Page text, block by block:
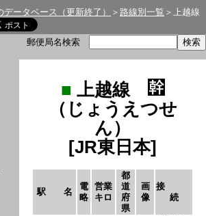
データベース（更新終了） ＞ 路線別一覧 ＞上越線
郵便局名検索
■ 上越線
（じょうえつせ
ん）
[JR東日本]
駅 名
電
略
営業
キロ
都
道
府
県
画
像
接
続